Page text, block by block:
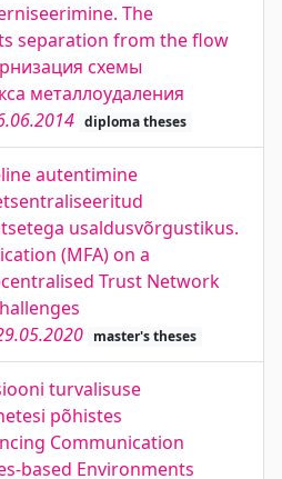
The
separation from the flow
схемы
металлоудаления
diploma theses
autentimine
usaldusvõrgustikus.
(MFA) on a
Trust Network
master's theses
turvalisuse
põhistes
Communication
based Environments